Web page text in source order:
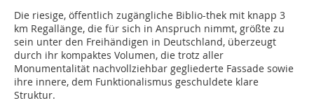
Die riesige, öffentlich zugängliche Biblio-thek mit knapp 3
km Regallänge, die für sich in Anspruch nimmt, größte zu
sein unter den Freihändigen in Deutschland, überzeugt
durch ihr kompaktes Volumen, die trotz aller
Monumentalität nachvollziehbar gegliederte Fassade sowie
ihre innere, dem Funktionalismus geschuldete klare
Struktur.